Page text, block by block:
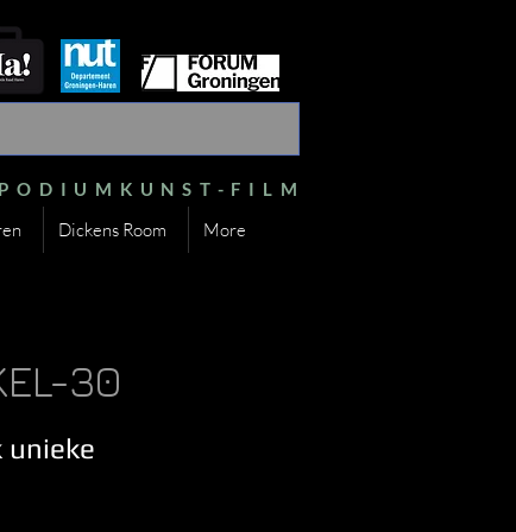
FILM
Dickens Room More
30
unieke